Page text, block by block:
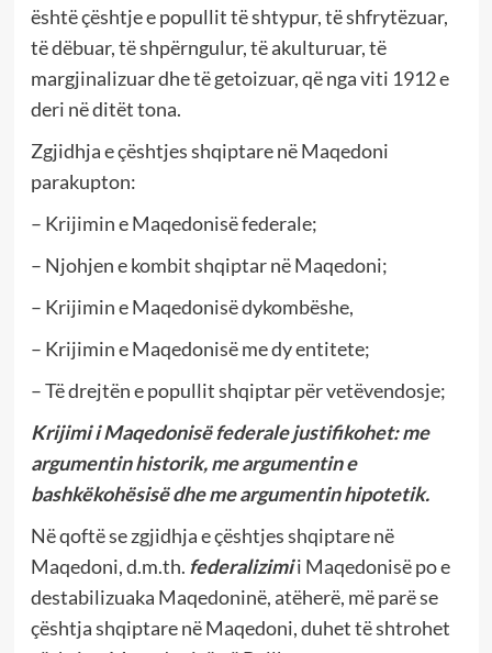
është çështje e popullit të shtypur, të shfrytëzuar,
të dëbuar, të shpërngulur, të akulturuar, të
margjinalizuar dhe të getoizuar, që nga viti 1912 e
deri në ditët tona.
Zgjidhja e çështjes shqiptare në Maqedoni
parakupton:
– Krijimin e Maqedonisë federale;
– Njohjen e kombit shqiptar në Maqedoni;
– Krijimin e Maqedonisë dykombëshe,
– Krijimin e Maqedonisë me dy entitete;
– Të drejtën e popullit shqiptar për vetëvendosje;
Krijimi i Maqedonisë federale justifikohet: me
argumentin historik, me argumentin e
bashkëkohësisë dhe me argumentin hipotetik.
Në qoftë se zgjidhja e çështjes shqiptare në
Maqedoni, d.m.th. federalizimii Maqedonisë po e
destabilizuaka Maqedoninë, atëherë, më parë se
çështja shqiptare në Maqedoni, duhet të shtrohet